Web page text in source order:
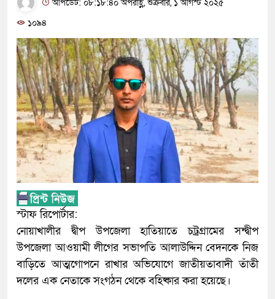
আপডেট: ০৮:১৮:৪০ অপরাহ্ণ, শুক্রবার, ১ আগস্ট ২০২৫
১০৯৪
স্টাফ রিপোর্টার:
নোয়াখালীর দ্বীপ উপজেলা হাতিয়াতে চট্রগ্রামের সন্দ্বীপ
উপজেলা আওয়ামী লীগের সভাপতি আলাউদ্দিন বেদনকে নিজ
বাড়িতে আত্মগোপনে রাখার অভিযোগে জাতীয়তাবাদী তাঁতী
দলের এক নেতাকে সংগঠন থেকে বহিষ্কার করা হয়েছে।